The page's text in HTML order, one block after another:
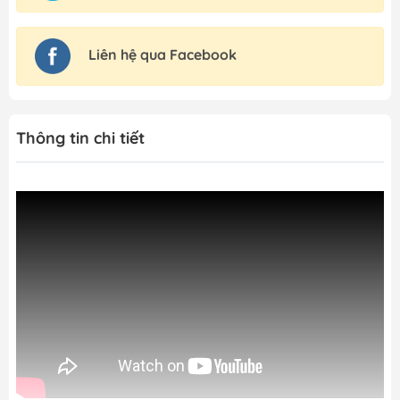
Liên hệ qua Facebook
Thông tin chi tiết